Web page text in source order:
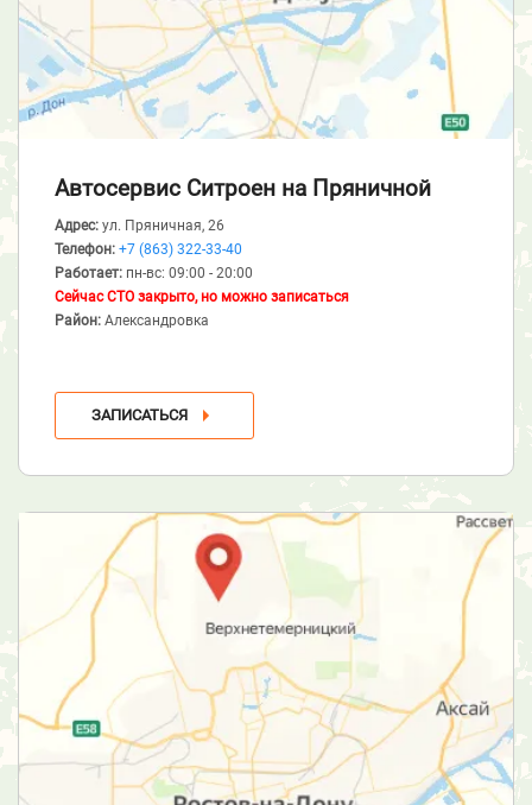
Автосервис Ситроен на Пряничной
Адрес: ул. Пряничная, 26
Телефон: +7 (863) 322-33-40
Работает: пн-вс: 09:00 - 20:00
Сейчас СТО закрыто, но можно записаться
Район: Александровка
ЗАПИСАТЬСЯ